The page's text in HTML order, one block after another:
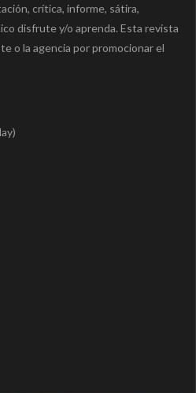
crítica, informe, sátira,
disfrute y/o aprenda. Esta revista
o la agencia por promocionar el